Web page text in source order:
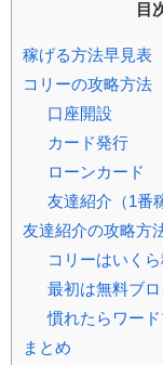
目
稼げる方法早見表
コリーの攻略方法
口座開設
カード発行
ローンカード
友達紹介（1番
友達紹介の攻略方
コリーはいく
最初は無料ブ
慣れたらワー
まとめ